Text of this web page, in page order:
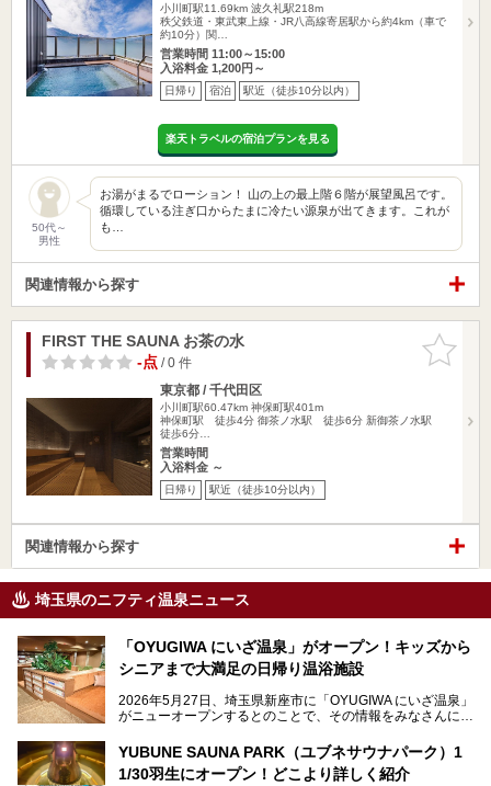
小川町駅11.69km 波久礼駅218m
秩父鉄道・東武東上線・JR八高線寄居駅から約4km（車で
約10分）関…
営業時間 11:00～15:00
入浴料金 1,200円～
日帰り 宿泊 駅近（徒歩10分以内）
楽天トラベルの宿泊プランを見る
50代～
男性
お湯がまるでローション！ 山の上の最上階６階が展望風呂です。
循環している注ぎ口からたまに冷たい源泉が出てきます。これが
も…
関連情報から探す
お気に入
りに追加
FIRST THE SAUNA お茶の水
-点/ 0 件
東京都 / 千代田区
小川町駅60.47km 神保町駅401m
神保町駅 徒歩4分 御茶ノ水駅 徒歩6分 新御茶ノ水駅
徒歩6分…
営業時間
入浴料金 ～
日帰り 駅近（徒歩10分以内）
関連情報から探す
埼玉県のニフティ温泉ニュース
「OYUGIWA にいざ温泉」がオープン！キッズから
シニアまで大満足の日帰り温浴施設
2026年5月27日、埼玉県新座市に「OYUGIWA にいざ温泉」
がニューオープンするとのことで、その情報をみなさんにい
メインとなる黒湯の天然温泉や本格的なサウナをはじめ、4
種類のリラックスルームやお食事処、他施設とは一線を画す
YUBUNE SAUNA PARK（ユブネサウナパーク）1
1/30羽生にオープン！どこより詳しく紹介